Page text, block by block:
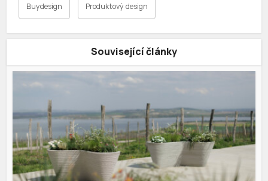
Buydesign Produktový design
Související články